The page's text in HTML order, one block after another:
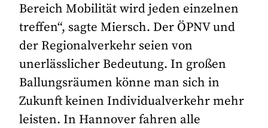
Bereich Mobilität wird jeden einzelnen
treffen“, sagte Miersch. Der ÖPNV und
der Regionalverkehr seien von
unerlässlicher Bedeutung. In großen
Ballungsräumen könne man sich in
Zukunft keinen Individualverkehr mehr
leisten. In Hannover fahren alle